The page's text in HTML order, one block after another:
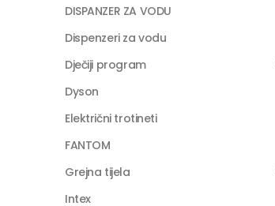
DISPANZER ZA VODU
Dispenzeri za vodu
Dječiji program
Dyson
Električni trotineti
FANTOM
Grejna tijela
Intex